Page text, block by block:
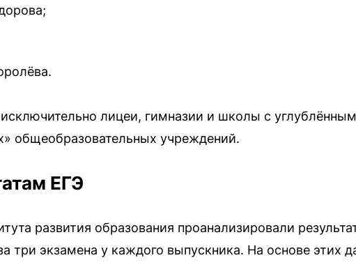
лицеи, гимназии и школы с углублённым
общеобразовательных учреждений.
ЕГЭ
развития образования проанализировали
три экзамена у каждого выпускника. На основе этих